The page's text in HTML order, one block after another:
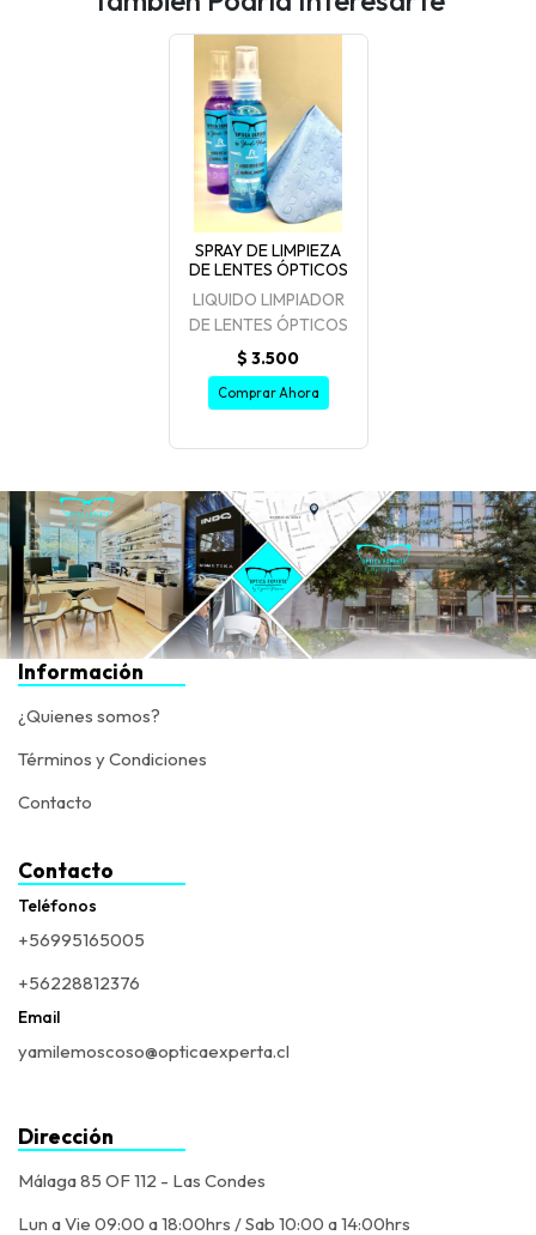
SPRAY DE LIMPIEZA
DE LENTES ÓPTICOS
LIQUIDO LIMPIADOR
DE LENTES ÓPTICOS
$ 3.500
Comprar Ahora
Información
¿Quienes somos?
Términos y Condiciones
Contacto
Contacto
Teléfonos
+56995165005
+56228812376
Email
yamilemoscoso@opticaexperta.cl
Dirección
Málaga 85 OF 112 - Las Condes
Lun a Vie 09:00 a 18:00hrs / Sab 10:00 a 14:00hrs